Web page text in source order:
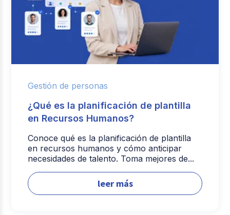
Gestión de personas
¿Qué es la planificación de plantilla
en Recursos Humanos?
Conoce qué es la planificación de plantilla
en recursos humanos y cómo anticipar
necesidades de talento. Toma mejores de...
leer más